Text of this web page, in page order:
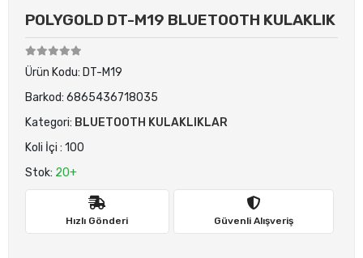
POLYGOLD DT-M19 BLUETOOTH KULAKLIK
Ürün Kodu: DT-M19
Barkod: 6865436718035
Kategori: BLUETOOTH KULAKLIKLAR
Koli İçi : 100
Stok: 20+
Hızlı Gönderi Güvenli Alışveriş